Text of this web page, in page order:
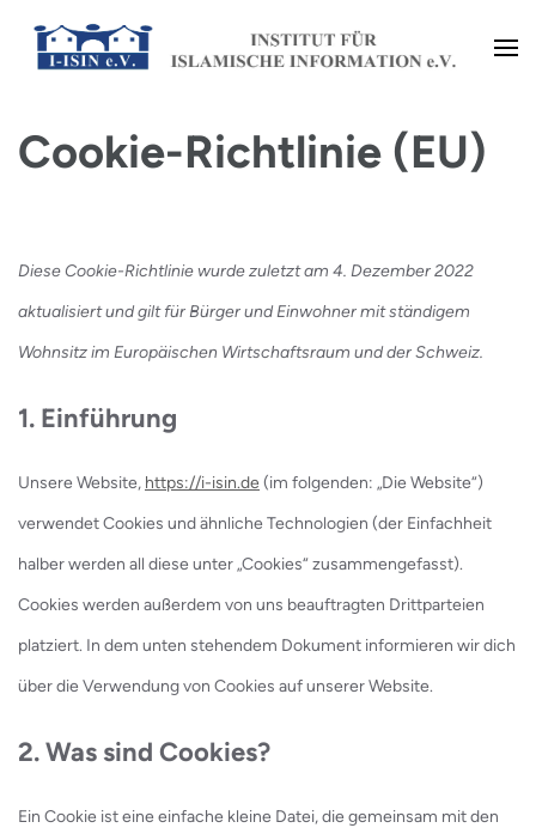
Zum
Inhalt
(Enter
Information e.V. (I-ISIN e.V.)
Cookie-Richtlinie (EU)
Diese Cookie-Richtlinie wurde zuletzt am 4. Dezember 2022
aktualisiert und gilt für Bürger und Einwohner mit ständigem
Wohnsitz im Europäischen Wirtschaftsraum und der Schweiz.
1. Einführung
Unsere Website, https://i-isin.de (im folgenden: „Die Website“)
verwendet Cookies und ähnliche Technologien (der Einfachheit
halber werden all diese unter „Cookies“ zusammengefasst).
Cookies werden außerdem von uns beauftragten Drittparteien
platziert. In dem unten stehendem Dokument informieren wir dich
über die Verwendung von Cookies auf unserer Website.
2. Was sind Cookies?
Ein Cookie ist eine einfache kleine Datei, die gemeinsam mit den